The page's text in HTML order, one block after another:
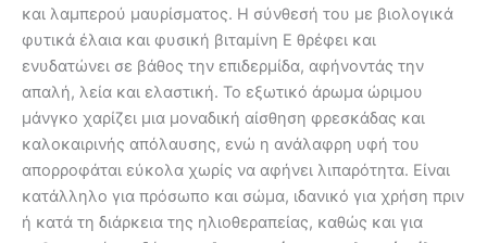
και λαμπερού μαυρίσματος. Η σύνθεσή του με βιολογικά
φυτικά έλαια και φυσική βιταμίνη Ε θρέφει και
ενυδατώνει σε βάθος την επιδερμίδα, αφήνοντάς την
απαλή, λεία και ελαστική. Το εξωτικό άρωμα ώριμου
μάνγκο χαρίζει μια μοναδική αίσθηση φρεσκάδας και
καλοκαιρινής απόλαυσης, ενώ η ανάλαφρη υφή του
απορροφάται εύκολα χωρίς να αφήνει λιπαρότητα. Είναι
κατάλληλο για πρόσωπο και σώμα, ιδανικό για χρήση πριν
ή κατά τη διάρκεια της ηλιοθεραπείας, καθώς και για